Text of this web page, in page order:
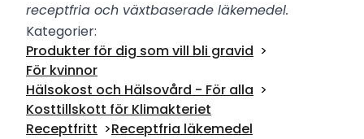
receptfria och växtbaserade läkemedel.
Kategorier:
Produkter för dig som vill bli gravid
För kvinnor
Hälsokost och Hälsovård - För alla
Kosttillskott för Klimakteriet
Receptfritt
Receptfria läkemedel